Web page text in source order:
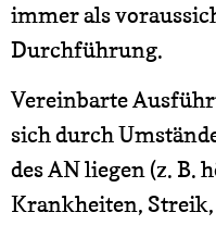
immer als
Durchführung.
Vereinbarte
sich durch
des AN liegen (z. B.
Krankheiten,